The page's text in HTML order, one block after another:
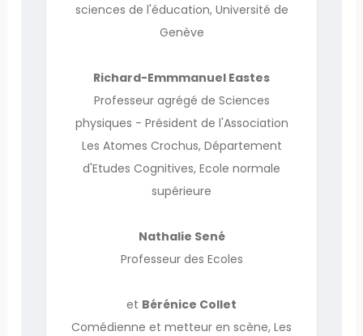
sciences de l'éducation, Université de
Genève
Richard-Emmmanuel Eastes
Professeur agrégé de Sciences
physiques - Président de l'Association
Les Atomes Crochus, Département
d'Etudes Cognitives, Ecole normale
supérieure
Nathalie Sené
Professeur des Ecoles
et Bérénice Collet
Comédienne et metteur en scène, Les